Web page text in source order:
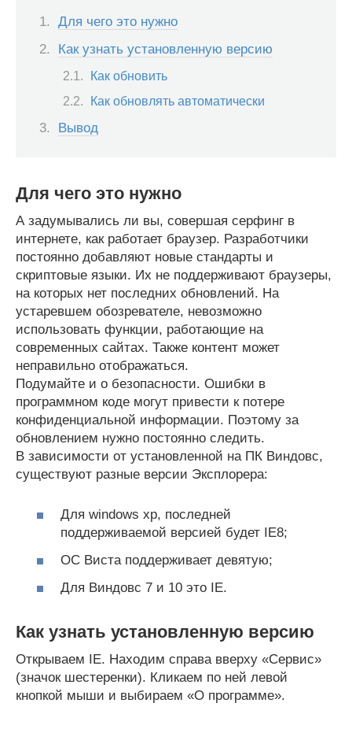
Для чего это нужно
Как узнать установленную версию
Как обновить
Как обновлять автоматически
Вывод
Для чего это нужно
А задумывались ли вы, совершая серфинг в
интернете, как работает браузер. Разработчики
постоянно добавляют новые стандарты и
скриптовые языки. Их не поддерживают браузеры,
на которых нет последних обновлений. На
устаревшем обозревателе, невозможно
использовать функции, работающие на
современных сайтах. Также контент может
неправильно отображаться.
Подумайте и о безопасности. Ошибки в
программном коде могут привести к потере
конфиденциальной информации. Поэтому за
обновлением нужно постоянно следить.
В зависимости от установленной на ПК Виндовс,
существуют разные версии Эксплорера:
Для windows xp, последней
поддерживаемой версией будет IE8;
ОС Виста поддерживает девятую;
Для Виндовс 7 и 10 это IE.
Как узнать установленную версию
Открываем IE. Находим справа вверху «Сервис»
(значок шестеренки). Кликаем по ней левой
кнопкой мыши и выбираем «О программе».